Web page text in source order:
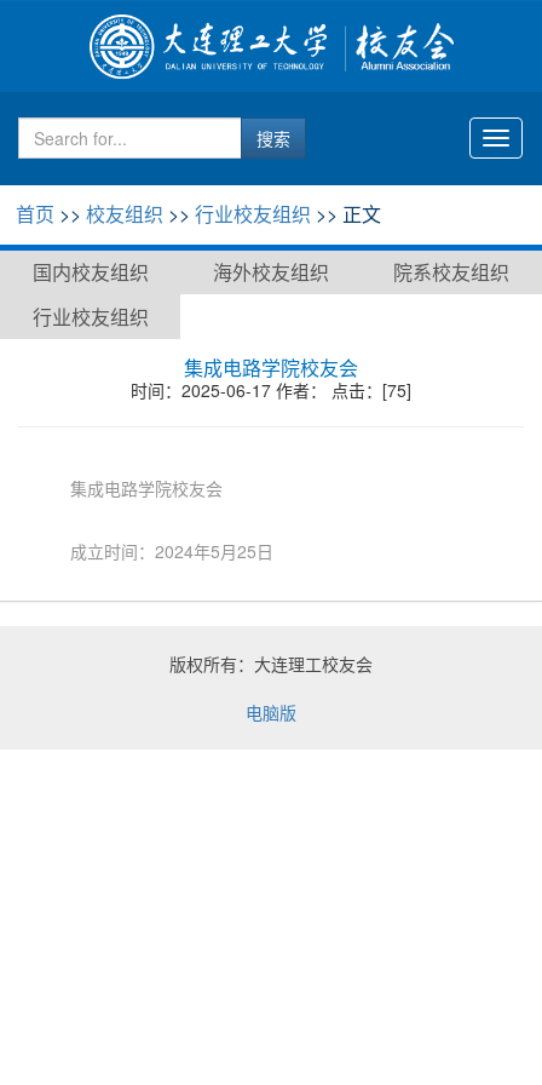
首页 >>校友组织 >>行业校友组织 >> 正文
国内校友组织 海外校友组织
院系校友组织
行业校友组织
集成电路学院校友会
时间：2025-06-17 作者： 点击：[75]
集成电路学院校友会
成立时间：2024年5月25日
版权所有：大连理工校友会
电脑版